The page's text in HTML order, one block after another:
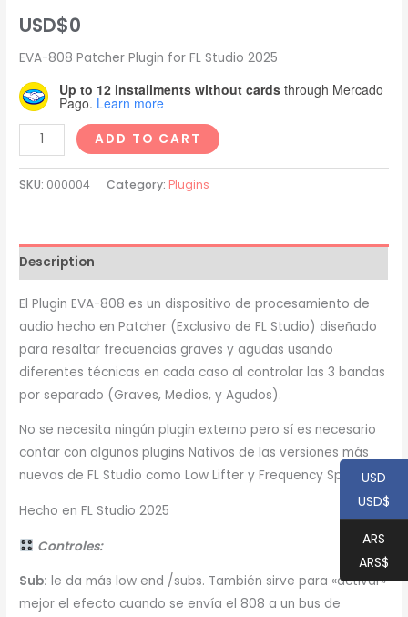
USD$0
EVA-808 Patcher Plugin for FL Studio 2025
Up to 12 installments without cards through Mercado
Pago. Learn more
EVA-
808
(Patcher
ADD TO CART
SKU: 000004 Category: Plugins
Description
El Plugin EVA-808 es un dispositivo de procesamiento de
audio hecho en Patcher (Exclusivo de FL Studio) diseñado
para resaltar frecuencias graves y agudas usando
diferentes técnicas en cada caso al controlar las 3 bandas
por separado (Graves, Medios, y Agudos).
No se necesita ningún plugin externo pero sí es necesario
contar con algunos plugins Nativos de las versiones más
nuevas de FL Studio como Low Lifter y Frequency Splitter.
Hecho en FL Studio 2025
Controles:
Sub: le da más low end /subs. También sirve para «activar»
mejor el efecto cuando se envía el 808 a un bus de
USD
USD$
ARS
ARS$